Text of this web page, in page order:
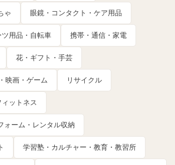
ゃ 眼鏡・コンタクト・ケア用品
ツ用品・自転車 携帯・通信・家電
花・ギフト・手芸
映画・ゲーム リサイクル
ットネス
ォーム・レンタル収納
学習塾・カルチャー・教育・教習所